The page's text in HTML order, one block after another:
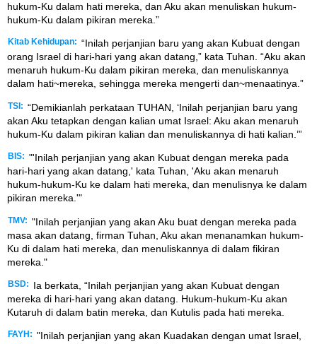
hukum-Ku dalam hati mereka, dan Aku akan menuliskan hukum-
hukum-Ku dalam pikiran mereka.”
Kitab Kehidupan: “Inilah perjanjian baru yang akan Kubuat dengan
orang Israel di hari-hari yang akan datang,” kata Tuhan. “Aku akan
menaruh hukum-Ku dalam pikiran mereka, dan menuliskannya
dalam hati~mereka, sehingga mereka mengerti dan~menaatinya.”
TSI: “Demikianlah perkataan TUHAN, ‘Inilah perjanjian baru yang
akan Aku tetapkan dengan kalian umat Israel: Aku akan menaruh
hukum-Ku dalam pikiran kalian dan menuliskannya di hati kalian.’”
BIS: "'Inilah perjanjian yang akan Kubuat dengan mereka pada
hari-hari yang akan datang,' kata Tuhan, 'Aku akan menaruh
hukum-hukum-Ku ke dalam hati mereka, dan menulisnya ke dalam
pikiran mereka.'"
TMV: "Inilah perjanjian yang akan Aku buat dengan mereka pada
masa akan datang, firman Tuhan, Aku akan menanamkan hukum-
Ku di dalam hati mereka, dan menuliskannya di dalam fikiran
mereka."
BSD:
Ia berkata, “Inilah perjanjian yang akan Kubuat dengan
mereka di hari-hari yang akan datang. Hukum-hukum-Ku akan
Kutaruh di dalam batin mereka, dan Kutulis pada hati mereka.
FAYH: "Inilah perjanjian yang akan Kuadakan dengan umat Israel,